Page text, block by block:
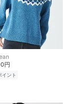
円
イント